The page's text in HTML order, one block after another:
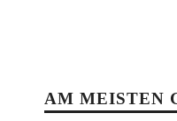
AM MEISTEN